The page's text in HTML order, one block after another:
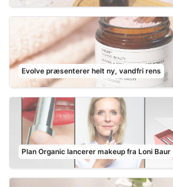
Evolve præsenterer helt ny, vandfri rens
Plan Organic lancerer makeup fra Loni Baur